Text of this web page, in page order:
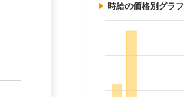
時給の価格別グラフ